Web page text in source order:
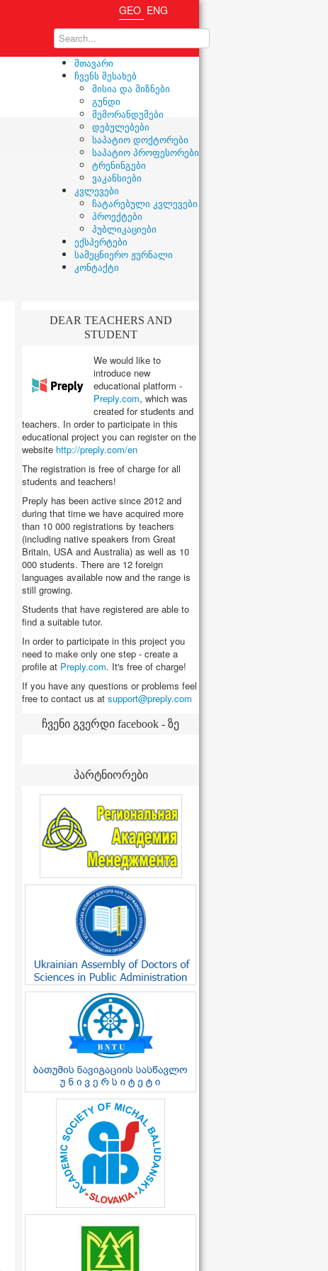
GEO ENG
მთავარი
ჩვენს შესახებ
მისია და მიზნები
გუნდი
მემორანდუმები
დებულებები
საპატიო დოქტორები
საპატიო პროფესორები
ტრენინგები
ვაკანსიები
კვლევები
ჩატარებული კვლევები
პროექტები
პუბლიკაციები
ექსპერტები
სამეცნიერო ჟურნალი
კონტაქტი
DEAR TEACHERS AND
STUDENT
We would like to
introduce new
educational platform -
Preply.com, which was
created for students and
teachers. In order to participate in this
educational project you can register on the
website http://preply.com/en
The registration is free of charge for all
students and teachers!
Preply has been active since 2012 and
during that time we have acquired more
than 10 000 registrations by teachers
(including native speakers from Great
Britain, USA and Australia) as well as 10
000 students. There are 12 foreign
languages available now and the range is
still growing.
Students that have registered are able to
find a suitable tutor.
In order to participate in this project you
need to make only one step - create a
profile at Preply.com. It's free of charge!
If you have any questions or problems feel
free to contact us at
ჩვენი გვერდი facebook - ზე
პარტნიორები